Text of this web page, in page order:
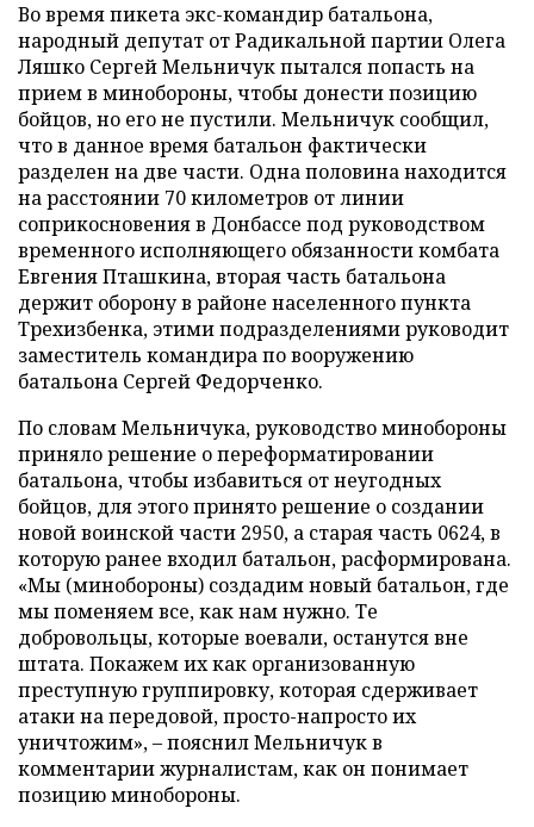
Во время пикета экс-командир батальона,
народный депутат от Радикальной партии Олега
Ляшко Сергей Мельничук пытался попасть на
прием в минобороны, чтобы донести позицию
бойцов, но его не пустили. Мельничук сообщил,
что в данное время батальон фактически
разделен на две части. Одна половина находится
на расстоянии 70 километров от линии
соприкосновения в Донбассе под руководством
временного исполняющего обязанности комбата
Евгения Пташкина, вторая часть батальона
держит оборону в районе населенного пункта
Трехизбенка, этими подразделениями руководит
заместитель командира по вооружению
батальона Сергей Федорченко.
По словам Мельничука, руководство минобороны
приняло решение о переформатировании
батальона, чтобы избавиться от неугодных
бойцов, для этого принято решение о создании
новой воинской части 2950, а старая часть 0624, в
которую ранее входил батальон, расформирована.
«Мы (минобороны) создадим новый батальон, где
мы поменяем все, как нам нужно. Те
добровольцы, которые воевали, останутся вне
штата. Покажем их как организованную
преступную группировку, которая сдерживает
атаки на передовой, просто-напросто их
уничтожим», – пояснил Мельничук в
комментарии журналистам, как он понимает
позицию минобороны.